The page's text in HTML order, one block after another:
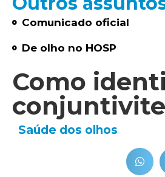
Comunicado oficial
De olho no HOSP
Como
Saúde dos olhos